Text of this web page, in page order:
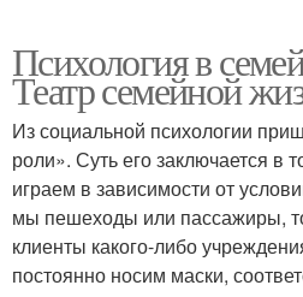
Психология в
Театр семейной
Из социальной психологии
роли». Суть его заключается в
играем в зависимости от
мы пешеходы или пассажиры,
клиенты какого-либо
постоянно носим маски,